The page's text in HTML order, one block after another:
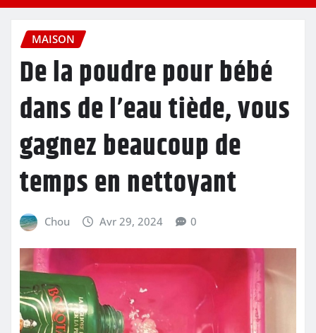
MAISON
De la poudre pour bébé
dans de l’eau tiède, vous
gagnez beaucoup de
temps en nettoyant
Chou Avr 29, 2024 0